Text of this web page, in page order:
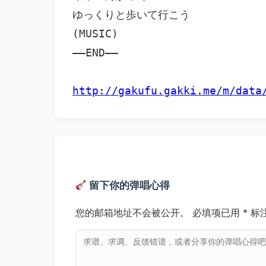
ゆっくりと歩いて行こう
(MUSIC)
——END——
http://gakufu.gakki.me/m/data/
留下你的弹唱心得
您的邮箱地址不会被公开。 必填项已用 * 标